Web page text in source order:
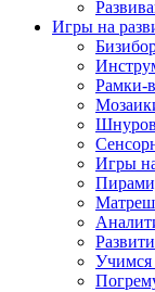
Игры на
Рамки-
Игры
Учимся